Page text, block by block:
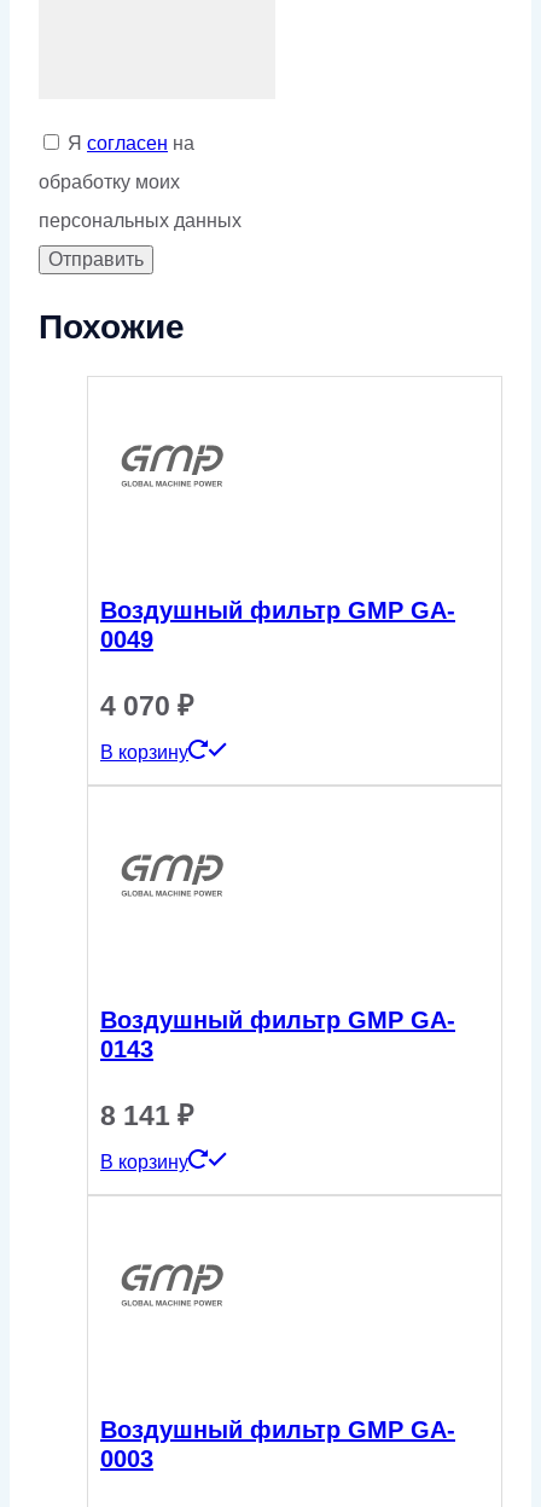
Я согласен на
обработку моих
персональных данных
Похожие
Воздушный фильтр GMP GA-
0049
4 070 ₽
В корзину
Воздушный фильтр GMP GA-
0143
8 141 ₽
В корзину
Воздушный фильтр GMP GA-
0003